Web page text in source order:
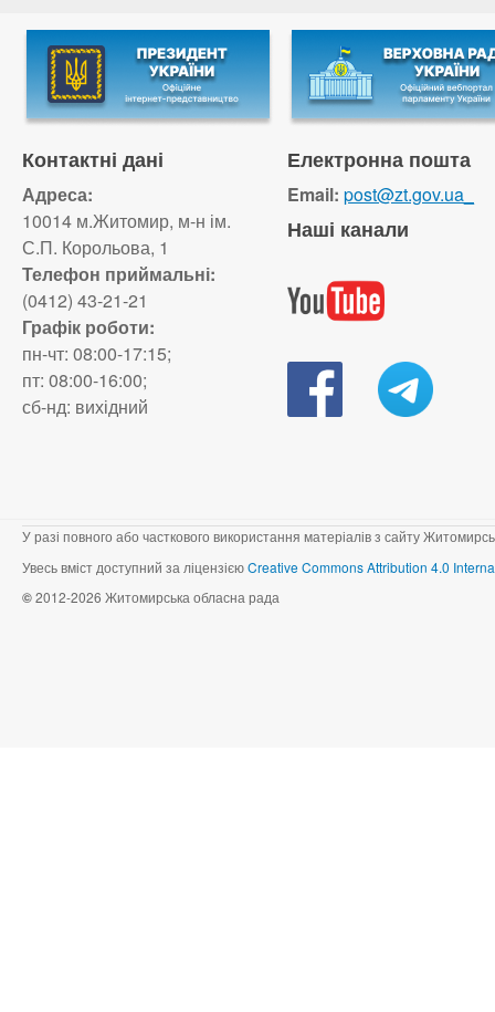
Контактні дані
Адреса:
10014 м.Житомир, м-н ім.
С.П. Корольова, 1
Телефон приймальні:
(0412) 43-21-21
Графік роботи:
пн-чт: 08:00-17:15;
пт: 08:00-16:00;
сб-нд: вихідний
Електронна пошта
Email: post@zt.gov.ua_
Наші канали
У разі повного або часткового використання матеріалів з сайту
Увесь вміст доступний за ліцензієюCreative Commons Attribution 4.0
©2012-2026 Житомирська обласна рада